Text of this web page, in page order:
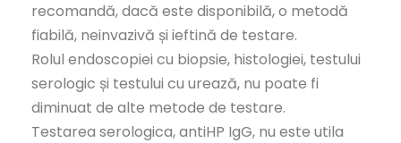
recomandă, dacă este disponibilă, o metodă
fiabilă, neinvazivă și ieftină de testare.
Rolul endoscopiei cu biopsie, histologiei, testului
serologic și testului cu urează, nu poate fi
diminuat de alte metode de testare.
Testarea serologica, antiHP IgG, nu este utila